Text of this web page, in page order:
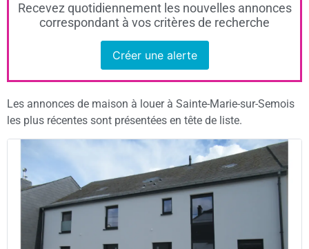
Recevez quotidiennement les nouvelles annonces
correspondant à vos critères de recherche
Créer une alerte
Les annonces de maison à louer à Sainte-Marie-sur-Semois
les plus récentes sont présentées en tête de liste.